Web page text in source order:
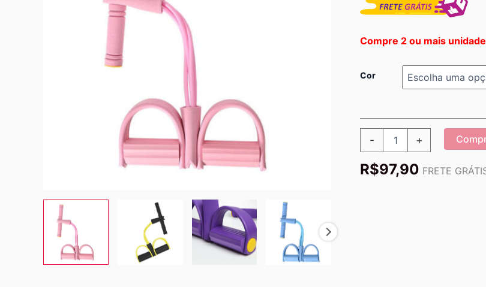
Compre 2 ou mais
Cor
- +
R$97,90 FRETE